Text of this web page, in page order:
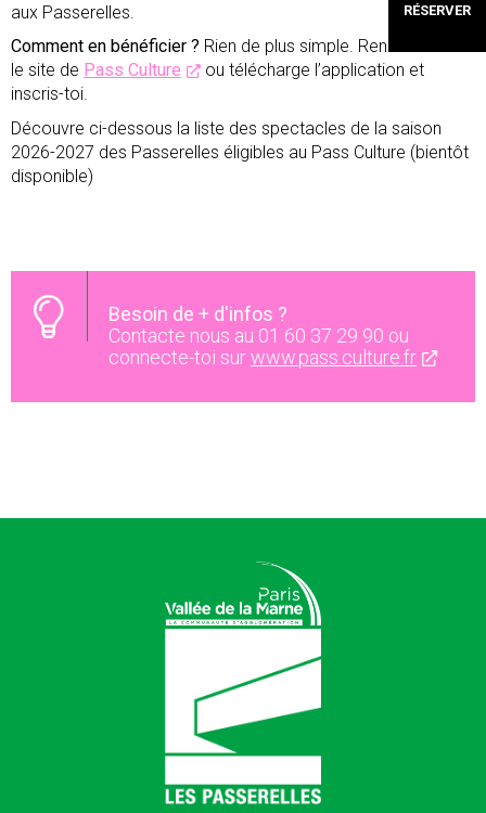
RÉSERVER
aux Passerelles.
Comment en bénéficier ? Rien de plus simple. Rends- toi sur
le site de Pass Culture
ou télécharge l’application et
inscris-toi.
Découvre ci-dessous la liste des spectacles de la saison
2026-2027 des Passerelles éligibles au Pass Culture (bientôt
disponible)
Besoin de + d'infos ?
Contacte nous au 01 60 37 29 90 ou
connecte-toi surwww.pass.culture.fr